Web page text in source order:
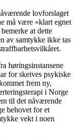
lovforslaget
må være «klart egnet
at dette
av samtykke ikke tas
høringsinstansene
for skeives psykiske
frem ny,
i Norge
til det nåværende
behovet for et
vekt i noen